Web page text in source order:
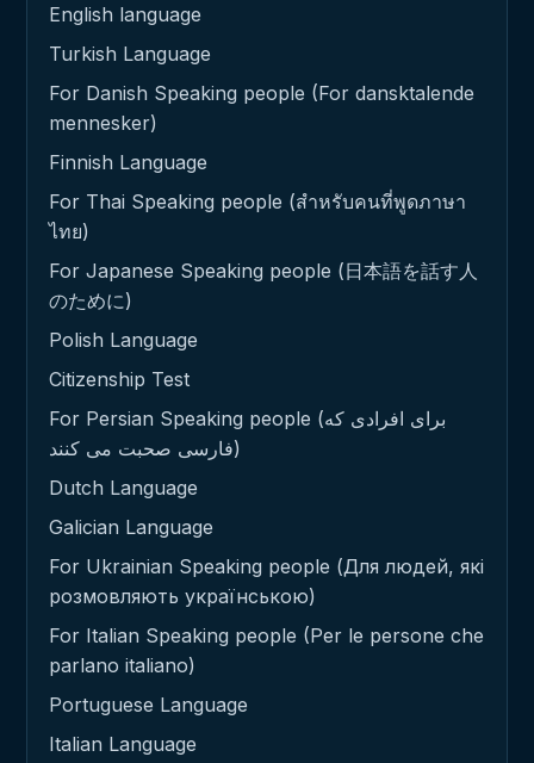
English language
Turkish Language
For Danish Speaking people (For dansktalende
mennesker)
Finnish Language
For Thai Speaking people (สำหรับคนที่พูดภาษา
ไทย)
For Japanese Speaking people (日本語を話す人
のために)
Polish Language
Citizenship Test
For Persian Speaking people (برای افرادی که
فارسی صحبت می کنند)
Dutch Language
Galician Language
For Ukrainian Speaking people (Для людей, які
розмовляють українською)
For Italian Speaking people (Per le persone che
parlano italiano)
Portuguese Language
Italian Language